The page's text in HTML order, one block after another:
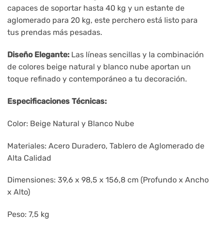
capaces de soportar hasta 40 kg y un estante de
aglomerado para 20 kg, este perchero está listo para
tus prendas más pesadas.
Diseño Elegante: Las líneas sencillas y la combinación
de colores beige natural y blanco nube aportan un
toque refinado y contemporáneo a tu decoración.
Especificaciones Técnicas:
Color: Beige Natural y Blanco Nube
Materiales: Acero Duradero, Tablero de Aglomerado de
Alta Calidad
Dimensiones: 39,6 x 98,5 x 156,8 cm (Profundo x Ancho
x Alto)
Peso: 7,5 kg